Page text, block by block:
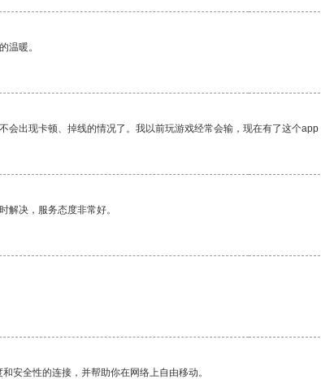
温暖。
会出现卡顿、掉线的情况了。我以前玩游戏经常会输，现在有了这个app
解决，服务态度非常好。
安全性的连接，并帮助你在网络上自由移动。